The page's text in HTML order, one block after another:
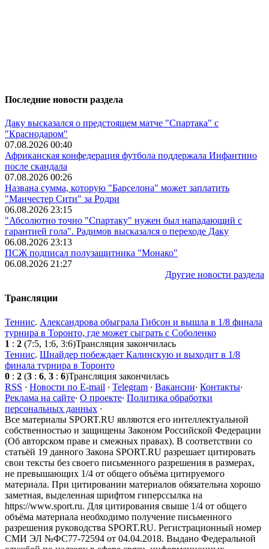
Последние новости раздела
Даку высказался о предстоящем матче "Спартака" с
"Краснодаром"
07.08.2026 00:40
Африканская конфедерация футбола поддержала Инфантино
после скандала
07.08.2026 00:26
Названа сумма, которую "Барселона" может заплатить
"Манчестер Сити" за Родри
06.08.2026 23:15
"Абсолютно точно "Спартаку" нужен был нападающий с
гарантией гола". Радимов высказался о переходе Даку
06.08.2026 23:13
ПСЖ подписал полузащитника "Монако"
06.08.2026 21:27
Другие новости раздела
Трансляции
Теннис. Александрова обыграла Гибсон и вышла в 1/8 финала
турнира в Торонто, где может сыграть с Соболенко
1 : 2 (7:5, 1:6, 3:6)Трансляция закончилась
Теннис. Шнайдер побеждает Калинскую и выходит в 1/8
финала турнира в Торонто
0 : 2 (3 : 6, 3 : 6)Трансляция закончилась
RSS · Новости по E-mail · Telegram · Вакансии· Контакты·
Реклама на сайте· О проекте· Политика обработки
персональных данных ·
Все материалы SPORT.RU являются его интеллектуальной
собственностью и защищены Законом Российской Федерации
(Об авторском праве и смежных правах). В соответствии со
статьёй 19 данного Закона SPORT.RU разрешает цитировать
свои тексты без своего письменного разрешения в размерах,
не превышающих 1/4 от общего объёма цитируемого
материала. При цитировании материалов обязательна хорошо
заметная, выделенная шрифтом гиперссылка на
https://www.sport.ru. Для цитирования свыше 1/4 от общего
объёма материала необходимо получение письменного
разрешения руководства SPORT.RU. Регистрационный номер
СМИ ЭЛ №ФС77-72594 от 04.04.2018. Выдано Федеральной